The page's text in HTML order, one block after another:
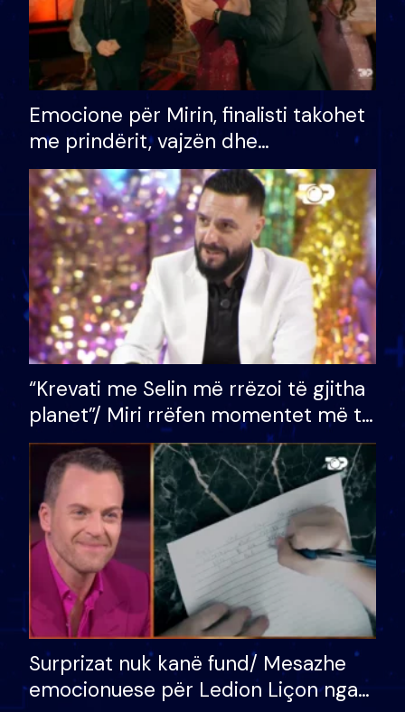
Emocione për Mirin, finalisti takohet
me prindërit, vajzën dhe
bashkëshorten: S’kemi ndonjë letër
divorci apo jo?
“Krevati me Selin më rrëzoi të gjitha
planet”/ Miri rrëfen momentet më të
bukura në shtëpinë e BB VIP: Do më
mungojë zilja e mëngjesit kur…
Surprizat nuk kanë fund/ Mesazhe
emocionuese për Ledion Liçon nga